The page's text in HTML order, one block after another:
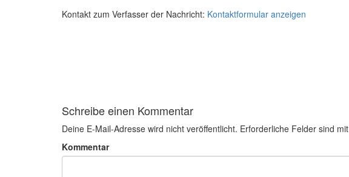
Kontakt zum Verfasser der Nachricht: Kontaktformular anzeigen
Schreibe einen Kommentar
Deine E-Mail-Adresse wird nicht veröffentlicht. Erforderliche Felder sind mit
Kommentar